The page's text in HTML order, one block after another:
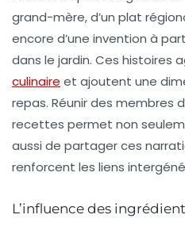
grand-mère, d’un plat
encore d’une invention à
dans le jardin. Ces histoires
culinaire et ajoutent une
repas. Réunir des membres
recettes permet non
aussi de partager ces
renforcent les liens
L’influence des